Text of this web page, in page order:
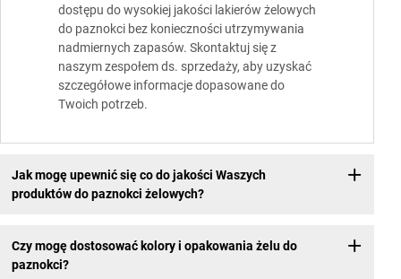
dostępu do wysokiej jakości lakierów żelowych
do paznokci bez konieczności utrzymywania
nadmiernych zapasów. Skontaktuj się z
naszym zespołem ds. sprzedaży, aby uzyskać
szczegółowe informacje dopasowane do
Twoich potrzeb.
Jak mogę upewnić się co do jakości Waszych
produktów do paznokci żelowych?
Czy mogę dostosować kolory i opakowania żelu do
paznokci?